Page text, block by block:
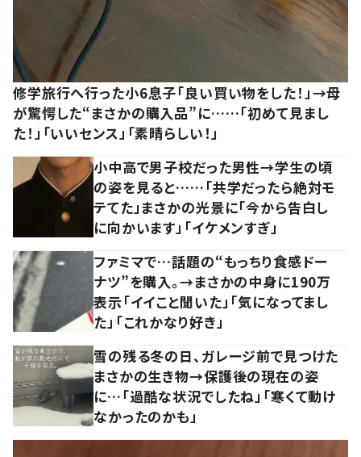
修学旅行へ行った小6息子「良い買い物をした！」→母
が驚愕した“まさかの購入品”に……「初めて見まし
た！」「いいセンス」「素晴らしい！」
小中高で男子校だった男性→学生の頃
の姿を見ると……「共学だったら絶対モ
テてた」まさかの光景に「今から告白し
に向かいます」「イケメンすぎ」
ファミマで…話題の“もっちり食感ドー
ナツ”を購入。→まさかの中身に190万
表示「イイこと聞いた」「気になってまし
た」「これかなり好き」
雪の残る冬の日、ガレージ前で見つけた
まさかの生き物→保護後の現在の姿
に…「過酷な状況でしたね」「寒くて動け
なかったのかも」